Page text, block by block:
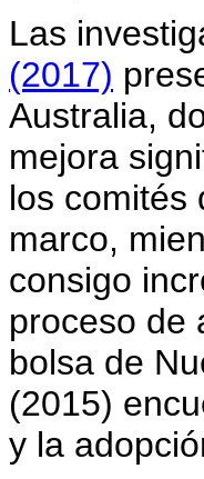
Las
(2017)
Australia,
mejora
los comités
marco,
consigo
proceso de
bolsa de
(2015)
y la